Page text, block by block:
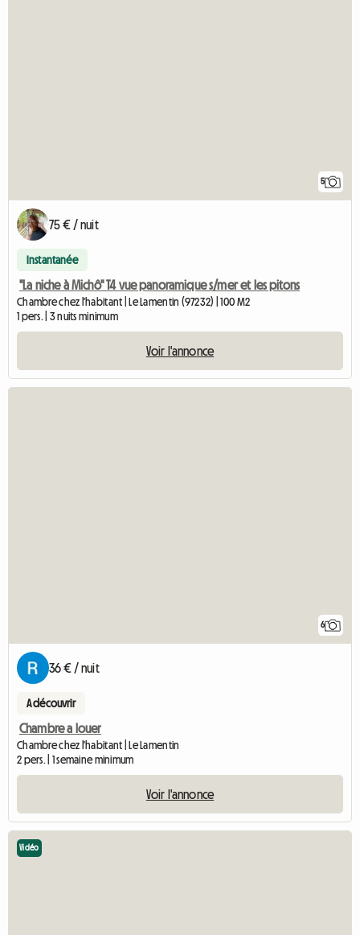
5
75 € / nuit
Instantanée
"La niche à Michô" T4 vue panoramique s/mer et les pitons
Chambre chez l'habitant | Le Lamentin (97232) | 100 M2
1 pers. | 3 nuits minimum
Voir l'annonce
6
36 € / nuit
A découvrir
Chambre a louer
Chambre chez l'habitant | Le Lamentin
2 pers. | 1 semaine minimum
Voir l'annonce
Vidéo